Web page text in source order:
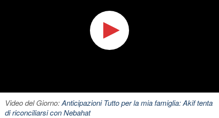
Video del Giorno:Anticipazioni Tutto per la mia famiglia: Akif tenta
di riconciliarsi con Nebahat